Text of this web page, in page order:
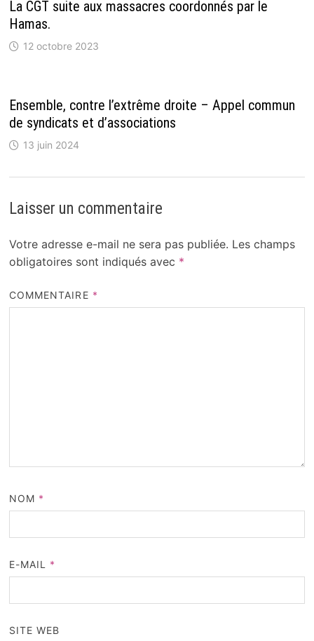
La CGT suite aux massacres coordonnés par le
Hamas.
12 octobre 2023
Ensemble, contre l’extrême droite – Appel commun
de syndicats et d’associations
13 juin 2024
Laisser un commentaire
Votre adresse e-mail ne sera pas publiée. Les champs
obligatoires sont indiqués avec *
COMMENTAIRE *
NOM *
E-MAIL *
SITE WEB